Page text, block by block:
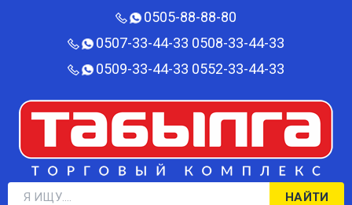
0505-88-88-80‬
0507-33-44-33 0508-33-44-33
0509-33-44-33 0552-33-44-33
НАЙТИ